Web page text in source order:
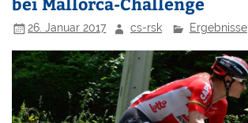
26. Januar 2017 cs-rsk Ergebnisse